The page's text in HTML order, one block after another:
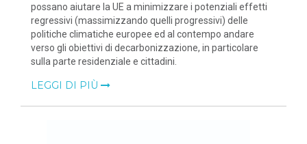
possano aiutare la UE a minimizzare i potenziali effetti
regressivi (massimizzando quelli progressivi) delle
politiche climatiche europee ed al contempo andare
verso gli obiettivi di decarbonizzazione, in particolare
sulla parte residenziale e cittadini.
LEGGI DI PIÙ